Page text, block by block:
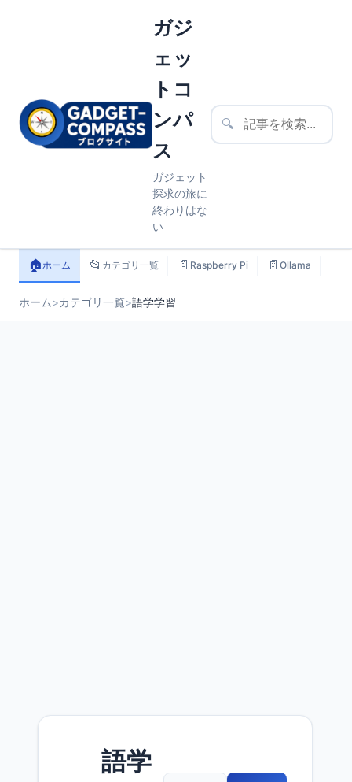
ガジ
ェッ
トコ
ンパ
ス
ガジェット
探求の旅に
終わりはな
い
🔍
🏠ホーム 📂 カテゴリ一覧 📄 Raspberry Pi 📄 Ollama
ホーム>カテゴリ一覧>語学学習
語学